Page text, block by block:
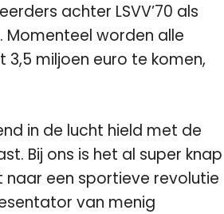
achter LSVV’70 als
worden alle
miljoen euro te komen,
in de lucht hield met de
Bij ons is het al super knap
naar een sportieve revolutie
van menig